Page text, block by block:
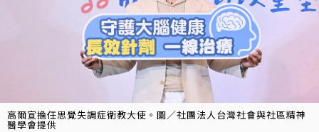
高爾宣擔任思覺失調症衛教大使。圖／社團法人台灣社會與社區精神
醫學會提供